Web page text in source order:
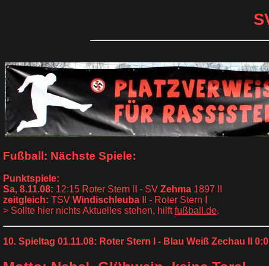
Fußball: Nächste Spiele:
Punktspiele:
Sa, 8.11.08: 12:15 Roter Stern II - SV Zehma 1897 II
zeitgleich: TSV Windischleuba II - Roter Stern I
> Sollte hier nichts Aktuelles stehen, hilftfußball.de.
10. Spieltag 01.11.08: Roter Stern I - Blau Weiß Zechau II 0:0